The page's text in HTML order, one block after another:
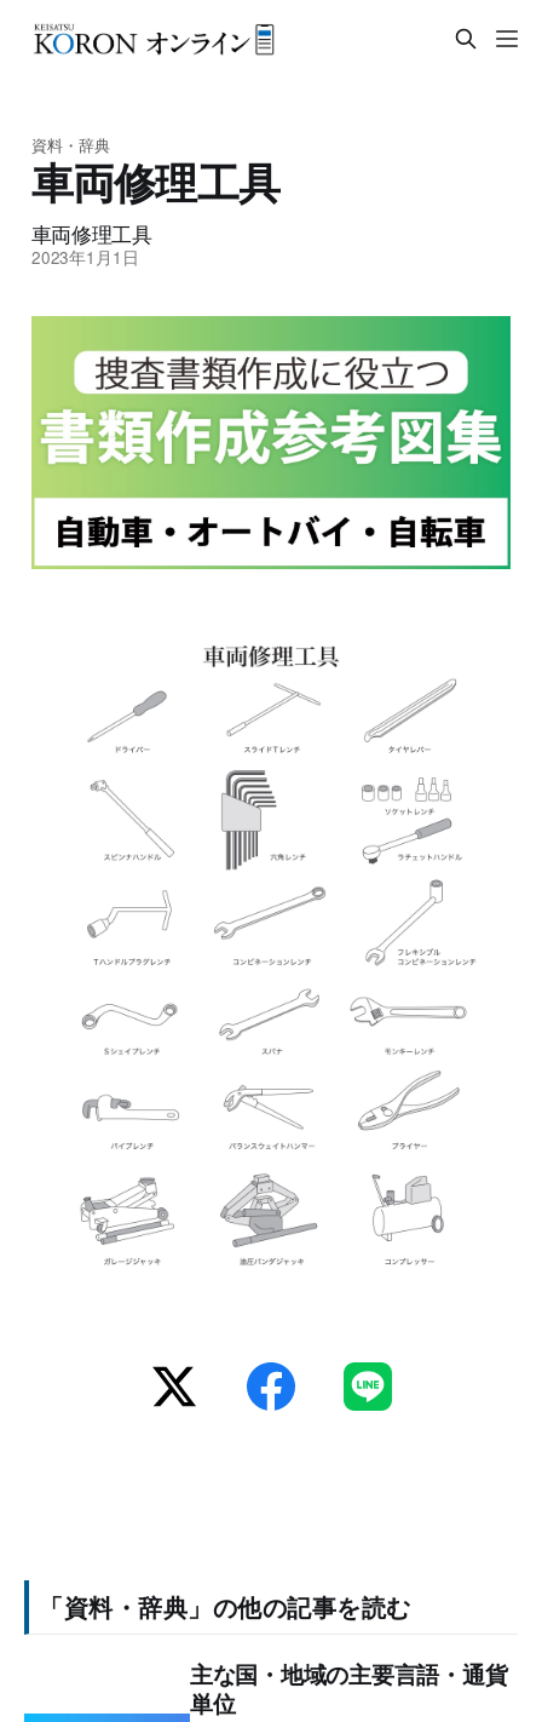
資料・辞典
車両修理工具
車両修理工具
2023年1月1日
「資料・辞典」の他の記事を読む
主な国・地域の主要言語・通貨
単位